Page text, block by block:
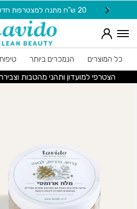
Skip to Content
20 ש"ח מתנה למצטרפות חדשות לניוזלטר
כל המוצרים הנמכרים ביותר
הצטרפי למועדון ותהני מהטבות
בחזרה למעלה